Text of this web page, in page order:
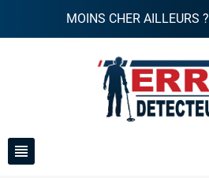
MOINS CHER AILLEURS ?
view_headline